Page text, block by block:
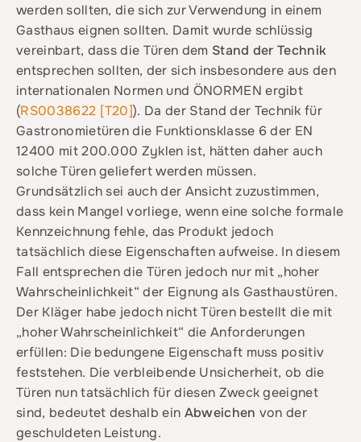
werden sollten, die sich zur Verwendung in einem
Gasthaus eignen sollten. Damit wurde schlüssig
vereinbart, dass die Türen dem Stand der Technik
entsprechen sollten, der sich insbesondere aus den
internationalen Normen und ÖNORMEN ergibt
(RS0038622 [T20]). Da der Stand der Technik für
Gastronomietüren die Funktionsklasse 6 der EN
12400 mit 200.000 Zyklen ist, hätten daher auch
solche Türen geliefert werden müssen.
Grundsätzlich sei auch der Ansicht zuzustimmen,
dass kein Mangel vorliege, wenn eine solche formale
Kennzeichnung fehle, das Produkt jedoch
tatsächlich diese Eigenschaften aufweise. In diesem
Fall entsprechen die Türen jedoch nur mit „hoher
Wahrscheinlichkeit“ der Eignung als Gasthaustüren.
Der Kläger habe jedoch nicht Türen bestellt die mit
„hoher Wahrscheinlichkeit“ die Anforderungen
erfüllen: Die bedungene Eigenschaft muss positiv
feststehen. Die verbleibende Unsicherheit, ob die
Türen nun tatsächlich für diesen Zweck geeignet
sind, bedeutet deshalb ein Abweichen von der
geschuldeten Leistung.